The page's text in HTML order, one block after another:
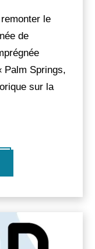
le
de
Palm Springs,
sur la